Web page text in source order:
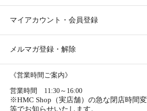
マイアカウント・会員登録
メルマガ登録・解除
《営業時間ご案内》
営業時間 11:30～16:00
※HMC Shop（実店舗）の急な閉店時間
等でお知らせいたします。